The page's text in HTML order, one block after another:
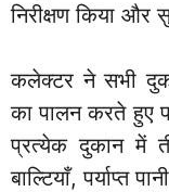
निरीक्षण किया और
कलेक्टर ने सभी
का पालन करते हुए
प्रत्येक दुकान में
बाल्टियाँ, पर्याप्त